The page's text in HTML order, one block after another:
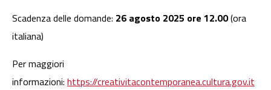
Scadenza delle domande: 26 agosto 2025 ore 12.00(ora
italiana)
Per maggiori
informazioni: https://creativitacontemporanea.cultura.gov.it